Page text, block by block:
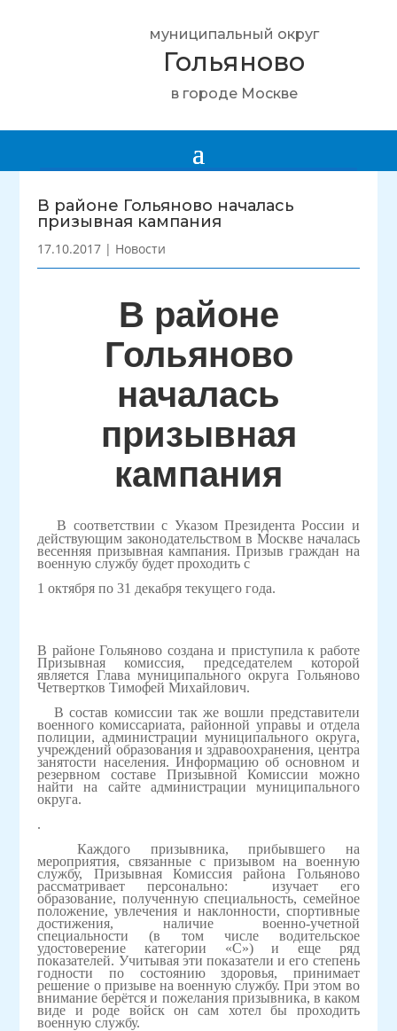
муниципальный округ
Гольяново
в городе Москве
В районе Гольяново началась
призывная кампания
17.10.2017 | Новости
В районе
Гольяново
началась
призывная
кампания
В соответствии с Указом Президента России и
действующим законодательством в Москве началась
весенняя призывная кампания. Призыв граждан на
военную службу будет проходить с
1 октября по 31 декабря текущего года.
В районе Гольяново создана и приступила к работе
Призывная комиссия, председателем которой
является Глава муниципального округа Гольяново
Четвертков Тимофей Михайлович.
В состав комиссии так же вошли представители
военного комиссариата, районной управы и отдела
полиции, администрации муниципального округа,
учреждений образования и здравоохранения, центра
занятости населения. Информацию об основном и
резервном составе Призывной Комиссии можно
найти на сайте администрации муниципального
округа.
.
Каждого призывника, прибывшего на
мероприятия, связанные с призывом на военную
службу, Призывная Комиссия района Гольяново
рассматривает персонально: изучает его
образование, полученную специальность, семейное
положение, увлечения и наклонности, спортивные
достижения, наличие военно-учетной
специальности (в том числе водительское
удостоверение категории «С») и еще ряд
показателей. Учитывая эти показатели и его степень
годности по состоянию здоровья, принимает
решение о призыве на военную службу. При этом во
внимание берётся и пожелания призывника, в каком
виде и роде войск он сам хотел бы проходить
военную службу.